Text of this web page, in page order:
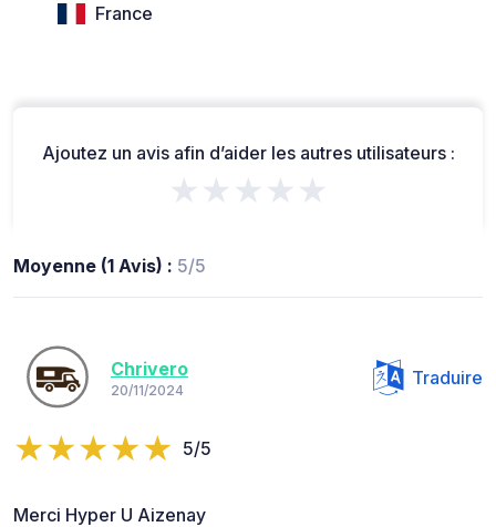
France
Ajoutez un avis afin d’aider les autres utilisateurs :
★★★★★
Moyenne (1 Avis) : 5/5
Chrivero
20/11/2024
Traduire
5/5
Merci Hyper U Aizenay